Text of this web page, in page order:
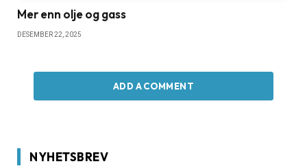
Mer enn olje og gass
DESEMBER 22, 2025
ADD A COMMENT
NYHETSBREV